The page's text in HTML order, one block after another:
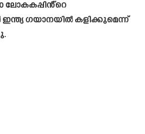
ലോകകപ്പിൻ്റെ
ഗയാനയിൽ കളിക്കുമെന്ന്